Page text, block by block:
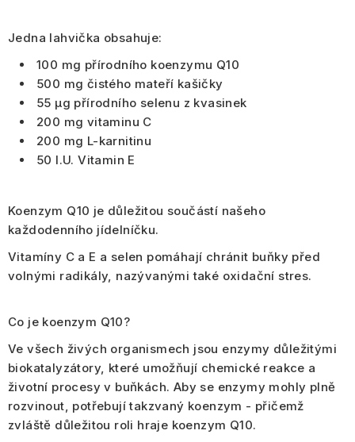
Jedna lahvička obsahuje:
100 mg přírodního koenzymu Q10
500 mg čistého mateří kašičky
55 μg přírodního selenu z kvasinek
200 mg vitaminu C
200 mg L-karnitinu
50 I.U. Vitamin E
Koenzym Q10 je důležitou součástí našeho
každodenního jídelníčku.
Vitamíny C a E a selen pomáhají chránit buňky před
volnými radikály , nazývanými také oxidační stres.
Co je koenzym Q10?
Ve všech živých organismech jsou enzymy důležitými
biokatalyzátory, které umožňují chemické reakce a
životní procesy v buňkách. Aby se enzymy mohly plně
rozvinout, potřebují takzvaný koenzym - přičemž
zvláště důležitou roli hraje koenzym Q10.